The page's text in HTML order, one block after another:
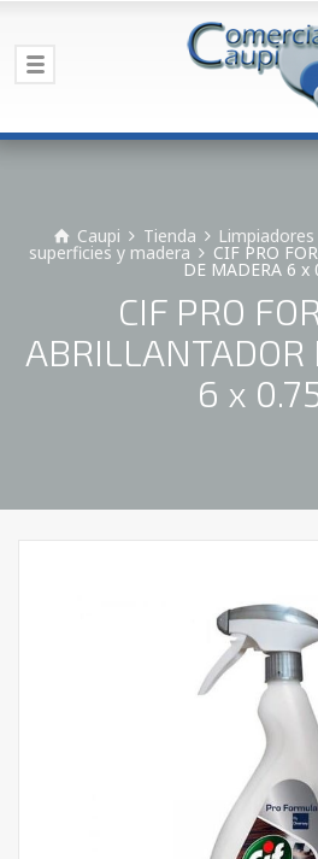
Caupi Tienda
superficies y madera CIF PRO
DE MADERA 6 x
CIF PRO
6 x